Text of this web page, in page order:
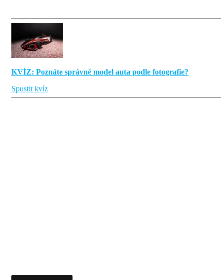
KVÍZ: Poznáte správně model auta podle fotografie?
Spustit kvíz